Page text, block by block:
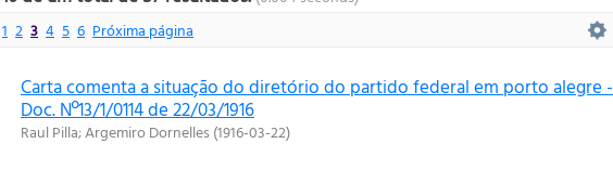
1 2 3 4 5 6 Próxima página
Carta comenta a situação do diretório do partido federal em porto alegre -
Doc. Nº13/1/0114 de 22/03/1916
Raul Pilla;Argemiro Dornelles(1916-03-22)